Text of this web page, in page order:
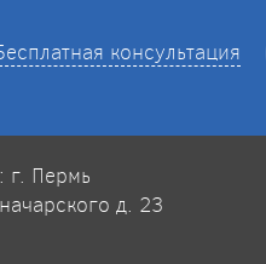
консультация
г. Пермь
д. 23